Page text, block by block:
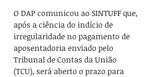
O DAP comunicou ao SINTUFF que,
após a ciência do indício de
irregularidade no pagamento de
aposentadoria enviado pelo
Tribunal de Contas da União
(TCU), será aberto o prazo para